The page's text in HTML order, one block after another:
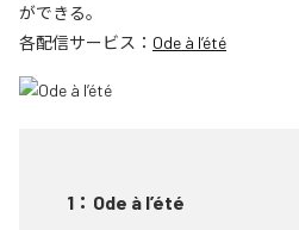
ができる。
各配信サービス： Ode à l’été
1 ： Ode à l’été